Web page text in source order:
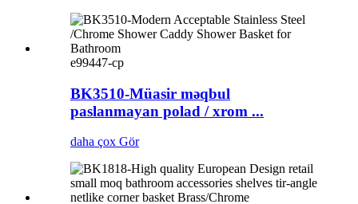
e99447-cp
BK3510-Müasir məqbul
paslanmayan polad / xrom ...
daha çox Gör